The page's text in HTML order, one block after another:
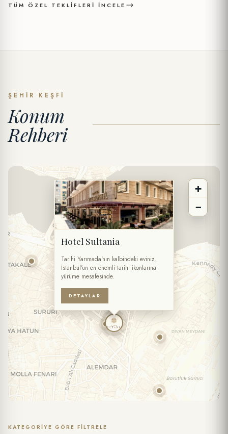
TÜM ÖZEL TEKLIFLERI İNCELE
AD SOYAD *
TARIH
SAAT
KIŞI SAYISI
ÖZEL İSTEKLER / NOTLAR
ŞEHIR KEŞFI
Konum
Rehberi
KATEGORIYE GÖRE FILTRELE
Hotel Sultania
Tarihi Yarımada'nın kalbindeki eviniz,
İstanbul'un en önemli tarihi ikonlarına
yürüme mesafesinde.
DETAYLAR
+
−